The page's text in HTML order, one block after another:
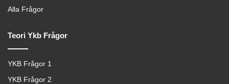
Alla Frågor
Teori Ykb Frågor
YKB Frågor 1
YKB Frågor 2